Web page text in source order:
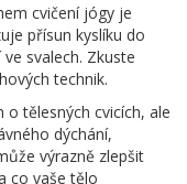
cvičení jógy je
přísun kyslíku do
svalech. Zkuste
technik.
tělesných cvicích, ale
dýchání,
výrazně zlepšit
co vaše tělo